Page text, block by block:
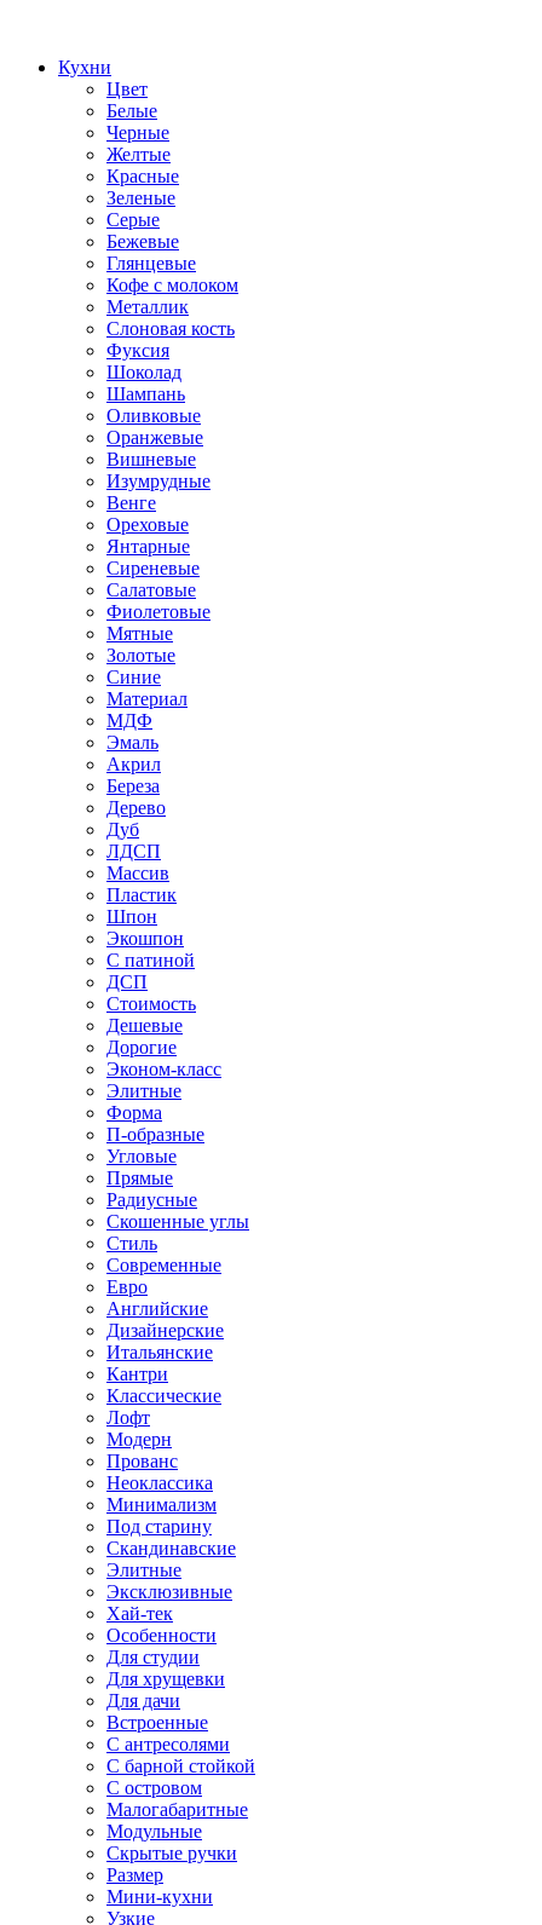
Кухни
Цвет
Белые
Черные
Желтые
Красные
Зеленые
Серые
Бежевые
Глянцевые
Кофе с молоком
Металлик
Слоновая кость
Фуксия
Шоколад
Шампань
Оливковые
Оранжевые
Вишневые
Изумрудные
Венге
Ореховые
Янтарные
Сиреневые
Салатовые
Фиолетовые
Мятные
Золотые
Синие
Материал
МДФ
Эмаль
Акрил
Береза
Дерево
Дуб
ЛДСП
Массив
Пластик
Шпон
Экошпон
С патиной
ДСП
Стоимость
Дешевые
Дорогие
Эконом-класс
Элитные
Форма
П-образные
Угловые
Прямые
Радиусные
Скошенные углы
Стиль
Современные
Евро
Английские
Дизайнерские
Итальянские
Кантри
Классические
Лофт
Модерн
Прованс
Неоклассика
Минимализм
Под старину
Скандинавские
Элитные
Эксклюзивные
Хай-тек
Особенности
Для студии
Для хрущевки
Для дачи
Встроенные
С антресолями
С барной стойкой
С островом
Малогабаритные
Модульные
Скрытые ручки
Размер
Мини-кухни
Узкие